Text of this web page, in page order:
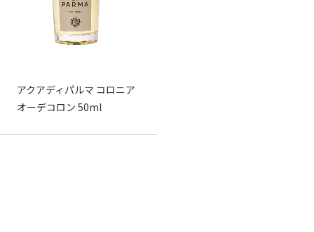
アクアディパルマ コロニア
オーデコロン 50ml